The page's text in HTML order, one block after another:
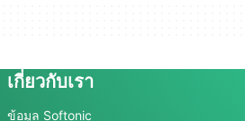
เกี่ยวกับเรา
ข้อมูล Softonic